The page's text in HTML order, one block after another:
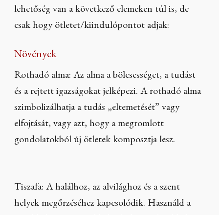
lehetőség van a következő elemeken túl is, de
csak hogy ötletet/kiindulópontot adjak:
Növények
Rothadó alma: Az alma a bölcsességet, a tudást
és a rejtett igazságokat jelképezi. A rothadó alma
szimbolizálhatja a tudás „eltemetését” vagy
elfojtását, vagy azt, hogy a megromlott
gondolatokból új ötletek komposztja lesz.
Tiszafa: A halálhoz, az alvilághoz és a szent
helyek megőrzéséhez kapcsolódik. Használd a